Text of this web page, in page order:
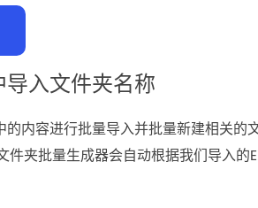
入文件夹名称
的内容进行批量导入并批量新建相关
夹批量生成器会自动根据我们导入的